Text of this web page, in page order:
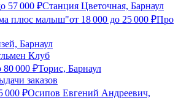
57 000 ₽Станция Цветочная, Барнаул
плюс малыш"от 18 000 до 25 000 ₽Про
Барнаул
Клуб
80 000 ₽Торис, Барнаул
заказов
000 ₽Осипов Евгений Андреевич,